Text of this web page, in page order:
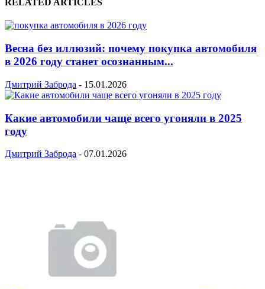
RELATED ARTICLES
Весна без иллюзий: почему покупка автомобиля
в 2026 году станет осознанным...
Дмитрий Заброда - 15.01.2026
Какие автомобили чаще всего угоняли в 2025
году
Дмитрий Заброда - 07.01.2026